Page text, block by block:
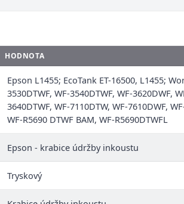
HODNOTA
Epson L1455; EcoTank ET-16500, L1455;
3530DTWF, WF-3540DTWF, WF-3620DWF,
3640DTWF, WF-7110DTW, WF-7610DWF,
WF-R5690 DTWF BAM, WF-R5690DTWFL
Epson - krabice údržby inkoustu
Tryskový